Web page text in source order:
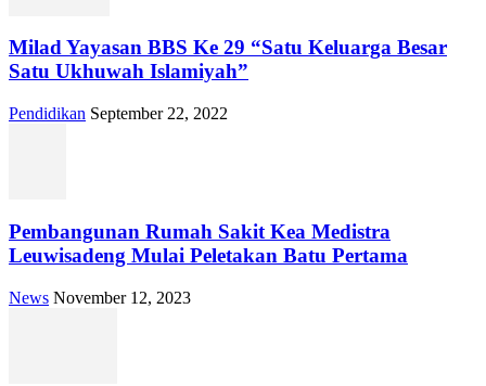
Milad Yayasan BBS Ke 29 “Satu Keluarga Besar
Satu Ukhuwah Islamiyah”
Pendidikan September 22, 2022
Pembangunan Rumah Sakit Kea Medistra
Leuwisadeng Mulai Peletakan Batu Pertama
News November 12, 2023